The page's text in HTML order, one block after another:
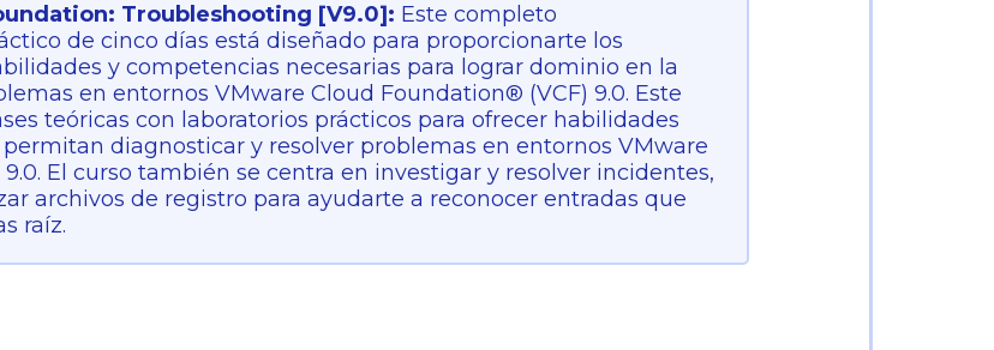
Troubleshooting [V9.0]: Este completo
de cinco días está diseñado para proporcionarte los
y competencias necesarias para lograr dominio en la
en entornos VMware Cloud Foundation® (VCF) 9.0. Este
teóricas con laboratorios prácticos para ofrecer habilidades
diagnosticar y resolver problemas en entornos VMware
El curso también se centra en investigar y resolver incidentes,
archivos de registro para ayudarte a reconocer entradas que
raíz.